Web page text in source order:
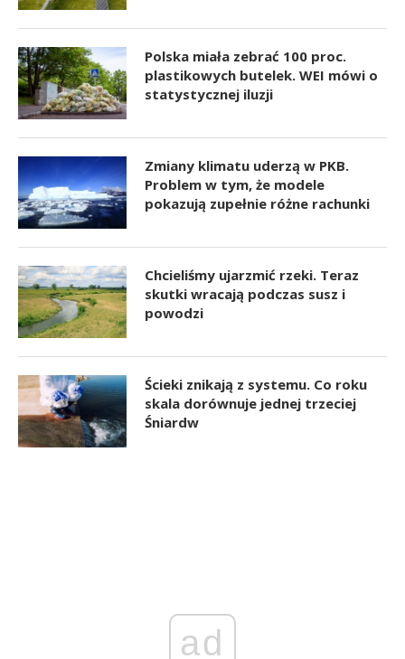
Polska miała zebrać 100 proc.
plastikowych butelek. WEI mówi o
statystycznej iluzji
Zmiany klimatu uderzą w PKB.
Problem w tym, że modele
pokazują zupełnie różne rachunki
Chcieliśmy ujarzmić rzeki. Teraz
skutki wracają podczas susz i
powodzi
Ścieki znikają z systemu. Co roku
skala dorównuje jednej trzeciej
Śniardw
ad